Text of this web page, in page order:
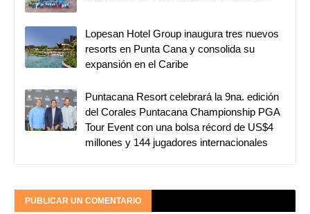
Lopesan Hotel Group inaugura tres nuevos
resorts en Punta Cana y consolida su
expansión en el Caribe
Puntacana Resort celebrará la 9na. edición
del Corales Puntacana Championship PGA
Tour Event con una bolsa récord de US$4
millones y 144 jugadores internacionales
PUBLICAR UN COMENTARIO